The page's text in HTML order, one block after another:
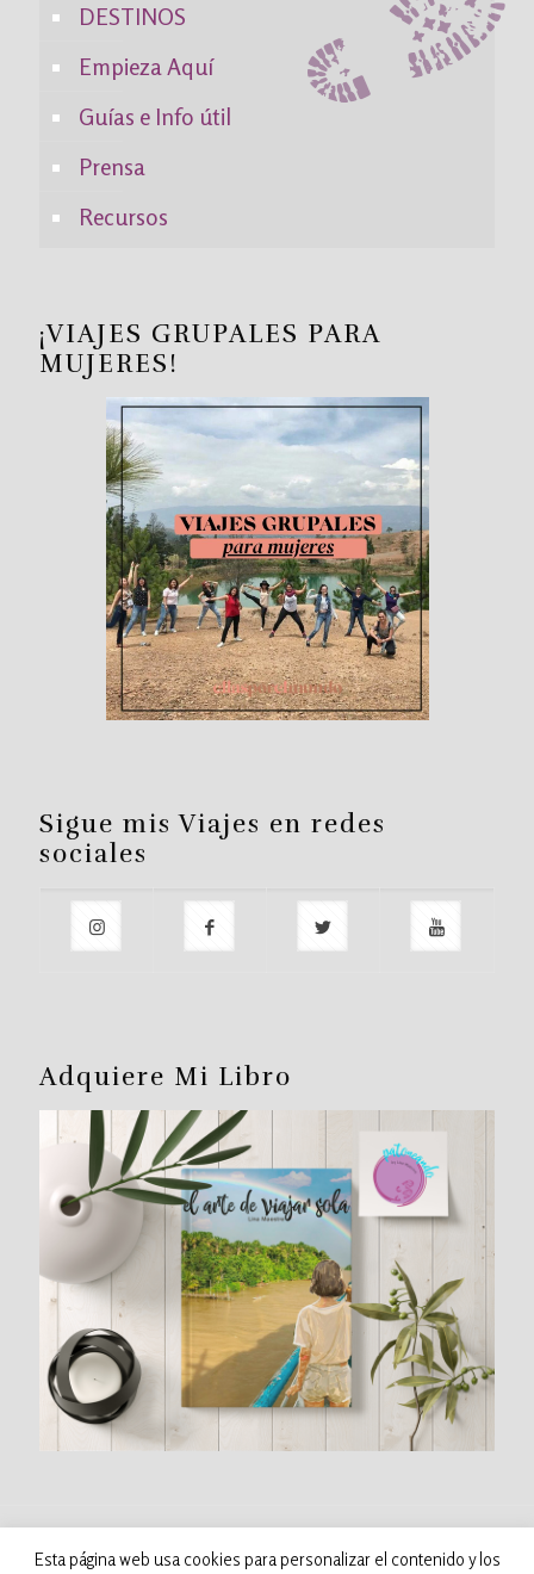
DESTINOS
Empieza Aquí
Guías e Info útil
Prensa
Recursos
¡VIAJES GRUPALES PARA
MUJERES!
Sigue mis Viajes en redes
sociales
Adquiere Mi Libro
©2026 Patoneando - Blog de viajes. Todos los
Esta página web usa cookies para personalizar el contenido y los